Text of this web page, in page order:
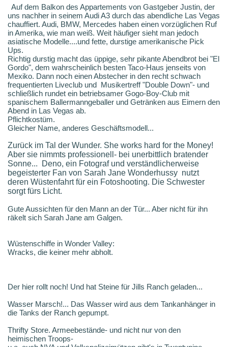
Auf dem Balkon des Appartements von Gastgeber Justin, der
uns nachher in seinem Audi A3 durch das abendliche Las Vegas
chauffiert. Audi, BMW, Mercedes haben einen vorzüglichen Ruf
in Amerika, wie man weiß. Weit häufiger sieht man jedoch
asiatische Modelle....und fette, durstige amerikanische Pick
Ups.
Richtig durstig macht das üppige, sehr pikante Abendbrot bei "El
Gordo", dem wahrscheinlich besten Taco-Haus jenseits von
Mexiko. Dann noch einen Abstecher in den recht schwach
frequentierten Liveclub und Musikertreff "Double Down"- und
schließlich rundet ein betriebsamer Gogo-Boy-Club mit
spanischem Ballermanngeballer und Getränken aus Eimern den
Abend in Las Vegas ab.
Pflichtkostüm.
Gleicher Name, anderes Geschäftsmodell...
Zurück im Tal der Wunder. She works hard for the Money!
Aber sie nimmts professionell- bei unerbittlich bratender
Sonne... Deno, ein Fotograf und verständlicherweise
begeisterter Fan von Sarah Jane Wonderhussy nutzt
deren Wüstenfahrt für ein Fotoshooting. Die Schwester
sorgt fürs Licht.
Gute Aussichten für den Mann an der Tür... Aber nicht für ihn
räkelt sich Sarah Jane am Galgen.
Wüstenschiffe in Wonder Valley:
Wracks, die keiner mehr abholt.
Der hier rollt noch! Und hat Steine für Jills Ranch geladen...
Wasser Marsch!... Das Wasser wird aus dem Tankanhänger in
die Tanks der Ranch gepumpt.
Thrifty Store. Armeebestände- und nicht nur von den
heimischen Troops-